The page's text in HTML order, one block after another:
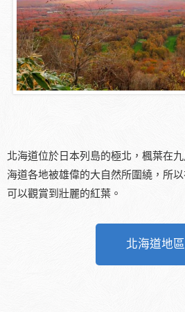
北海道位於日本列島的極北，楓葉在
海道各地被雄偉的大自然所圍繞，所
可以觀賞到壯麗的紅葉。
北海道地區